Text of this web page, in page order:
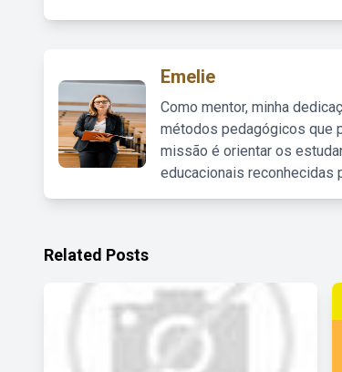
Emelie
Como mentor, minha
métodos pedagógicos que
missão é orientar os
educacionais reconhecidas
Related Posts